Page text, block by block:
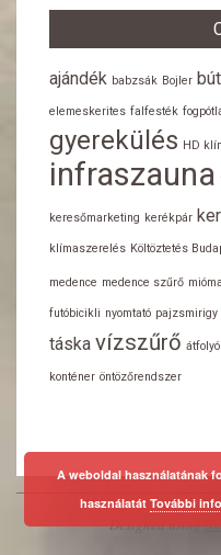
ajándék babzsák Bojler
elemeskerites falfesték
gyerekülés HD
infraszauna
keresőmarketing kerékpár
klímaszerelés Költöztetés
medence medence szűrő
futóbicikli nyomtató pajzsmirigy
táska vízszűrő
konténer öntözőrendszer
Designed using
A weboldal használatának
használatát További